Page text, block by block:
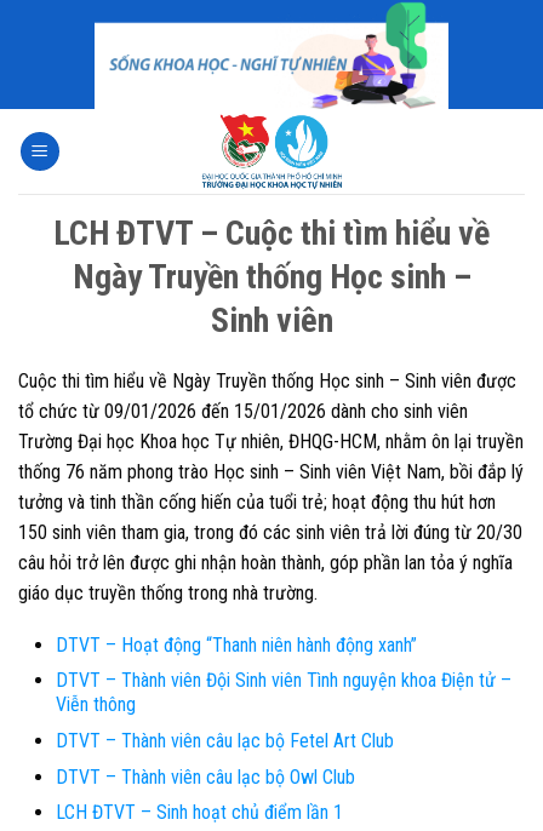
LCH ĐTVT – Cuộc thi tìm hiểu về
Ngày Truyền thống Học sinh –
Sinh viên
Cuộc thi tìm hiểu về Ngày Truyền thống Học sinh – Sinh viên được
tổ chức từ 09/01/2026 đến 15/01/2026 dành cho sinh viên
Trường Đại học Khoa học Tự nhiên, ĐHQG-HCM, nhằm ôn lại truyền
thống 76 năm phong trào Học sinh – Sinh viên Việt Nam, bồi đắp lý
tưởng và tinh thần cống hiến của tuổi trẻ; hoạt động thu hút hơn
150 sinh viên tham gia, trong đó các sinh viên trả lời đúng từ 20/30
câu hỏi trở lên được ghi nhận hoàn thành, góp phần lan tỏa ý nghĩa
giáo dục truyền thống trong nhà trường.
DTVT – Hoạt động “Thanh niên hành động xanh”
DTVT – Thành viên Đội Sinh viên Tình nguyện khoa Điện tử –
Viễn thông
DTVT – Thành viên câu lạc bộ Fetel Art Club
DTVT – Thành viên câu lạc bộ Owl Club
LCH ĐTVT – Sinh hoạt chủ điểm lần 1